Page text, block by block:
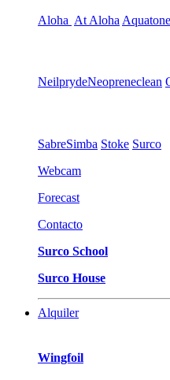
Aloha At Aloha Aquatone
NeilprydeNeopreneclean
SabreSimba Stoke Surco
Webcam
Forecast
Contacto
Surco School
Surco House
Alquiler
Wingfoil